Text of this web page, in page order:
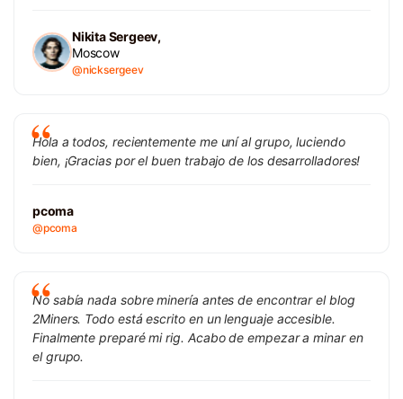
Nikita Sergeev,
Moscow
@nicksergeev
Hola a todos, recientemente me uní al grupo, luciendo
bien, ¡Gracias por el buen trabajo de los desarrolladores!
pcoma
@pcoma
No sabía nada sobre minería antes de encontrar el blog
2Miners. Todo está escrito en un lenguaje accesible.
Finalmente preparé mi rig. Acabo de empezar a minar en
el grupo.